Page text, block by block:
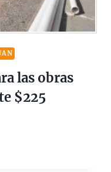
las obras
$225